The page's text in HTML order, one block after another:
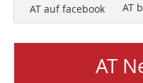
AT auf facebook AT
AT